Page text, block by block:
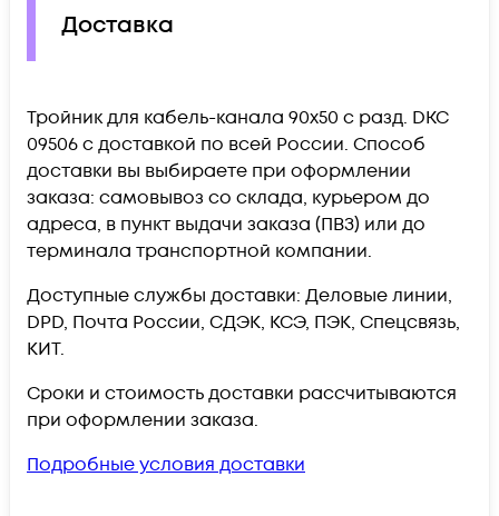
Доставка
Тройник для кабель-канала 90х50 с разд. DKC
09506 c доставкой по всей России. Способ
доставки вы выбираете при оформлении
заказа: самовывоз со склада, курьером до
адреса, в пункт выдачи заказа (ПВЗ) или до
терминала транспортной компании.
Доступные службы доставки: Деловые линии,
DPD, Почта России, СДЭК, КСЭ, ПЭК, Спецсвязь,
КИТ.
Сроки и стоимость доставки рассчитываются
при оформлении заказа.
Подробные условия доставки